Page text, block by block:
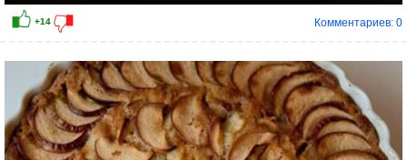
+16
Комментариев: 0